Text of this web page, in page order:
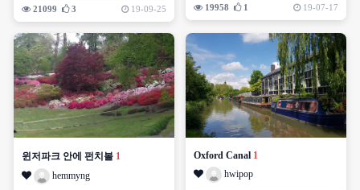
21099 3 19-09-25 19958 1 19-07-17
윈저파크 안에 펀치볼 1
hemmyng
Oxford Canal 1
hwipop